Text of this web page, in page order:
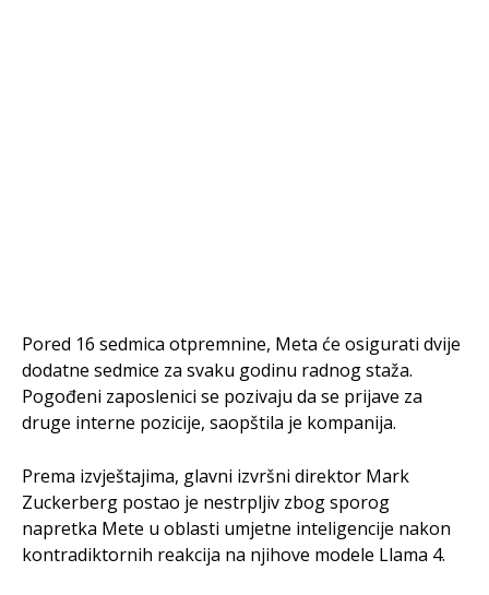
Pored 16 sedmica otpremnine, Meta će osigurati dvije
dodatne sedmice za svaku godinu radnog staža.
Pogođeni zaposlenici se pozivaju da se prijave za
druge interne pozicije, saopštila je kompanija.
Prema izvještajima, glavni izvršni direktor Mark
Zuckerberg postao je nestrpljiv zbog sporog
napretka Mete u oblasti umjetne inteligencije nakon
kontradiktornih reakcija na njihove modele Llama 4.